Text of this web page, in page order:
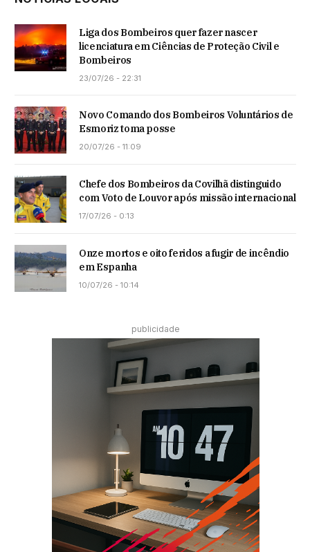
Liga dos Bombeiros quer fazer nascer
licenciatura em Ciências de Proteção Civil e
Bombeiros
23/07/26 - 22:31
Novo Comando dos Bombeiros Voluntários de
Esmoriz toma posse
20/07/26 - 11:09
Chefe dos Bombeiros da Covilhã distinguido
com Voto de Louvor após missão internacional
17/07/26 - 0:13
Onze mortos e oito feridos a fugir de incêndio
em Espanha
10/07/26 - 10:14
publicidade